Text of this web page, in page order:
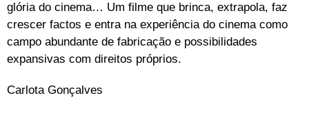
glória do cinema… Um filme que brinca, extrapola, faz
crescer factos e entra na experiência do cinema como
campo abundante de fabricação e possibilidades
expansivas com direitos próprios.
Carlota Gonçalves